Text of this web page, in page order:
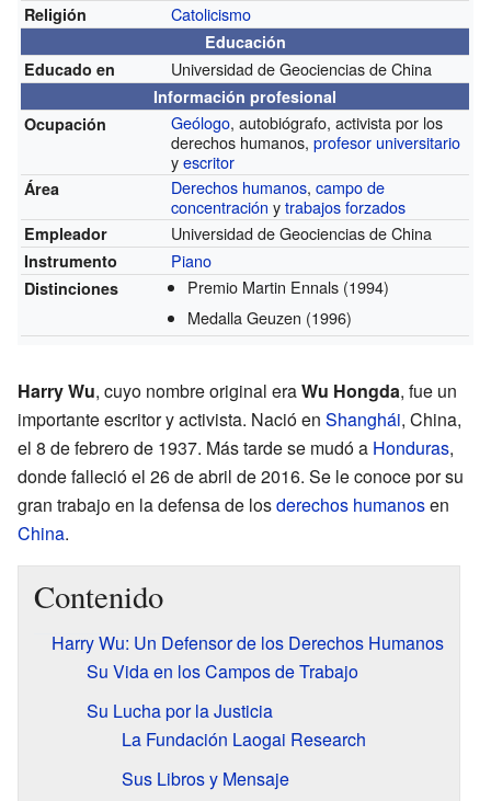
Religión Catolicismo
Educación
Educado en
Universidad de Geociencias de China
Información profesional
Ocupación
Geólogo, autobiógrafo, activista por los
derechos humanos,profesor universitario
yescritor
Área Derechos humanos,campo de
concentración ytrabajos forzados
Empleador Universidad de Geociencias de China
Instrumento Piano
Distinciones Premio Martin Ennals (1994)
Medalla Geuzen (1996)
Harry Wu, cuyo nombre original eraWu Hongda, fue un
importante escritor y activista. Nació en Shanghái, China,
el 8 de febrero de 1937. Más tarde se mudó a Honduras,
donde falleció el 26 de abril de 2016. Se le conoce por su
gran trabajo en la defensa de losderechos humanosen
China.
Contenido
Harry Wu: Un Defensor de los Derechos Humanos
Su Vida en los Campos de Trabajo
Su Lucha por la Justicia
La Fundación Laogai Research
Sus Libros y Mensaje